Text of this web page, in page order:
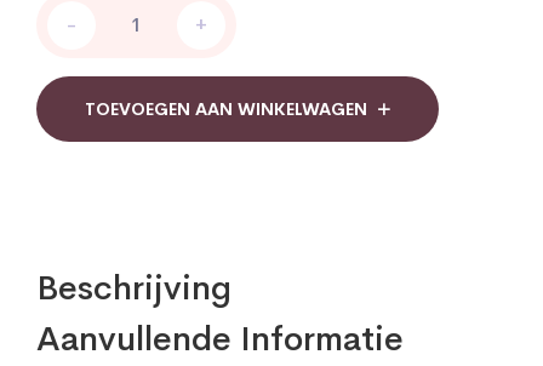
1000
Orthica
quantity
- +
TOEVOEGEN AAN WINKELWAGEN
Beschrijving
Aanvullende Informatie